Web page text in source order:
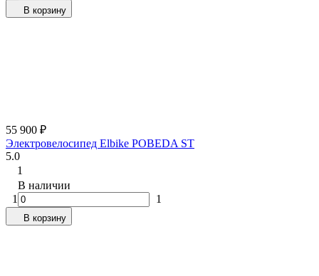
В корзину
55 900 ₽
Электровелосипед Elbike POBEDA ST
5.0
1
В наличии
1
1
В корзину